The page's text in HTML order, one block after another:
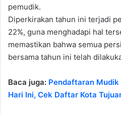
pemudik.
Diperkirakan tahun ini terjadi
22%, guna menghadapi hal
memastikan bahwa semua
bersama tahun ini telah
Baca juga: Pendaftaran Mudik
Hari Ini, Cek Daftar Kota